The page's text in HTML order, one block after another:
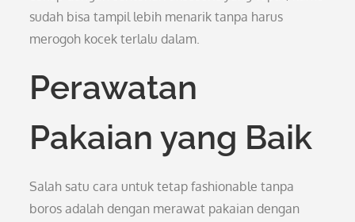
sudah bisa tampil lebih menarik tanpa harus
merogoh kocek terlalu dalam.
Perawatan
Pakaian yang Baik
Salah satu cara untuk tetap fashionable tanpa
boros adalah dengan merawat pakaian dengan